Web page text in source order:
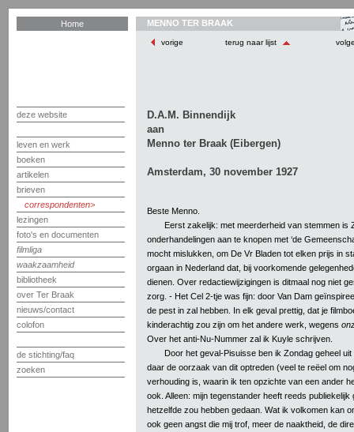
Home
deze website
leven en werk
boeken
artikelen
brieven
correspondenten
lezingen
foto's en documenten
filmliga
waakzaamheid
bibliotheek
over Ter Braak
nieuws/contact
colofon
de stichting/faq
zoeken
MENNO TER BRAAK
vorige terug naar lijst
D.A.M. Binnendijk
aan
Menno ter Braak (Eibergen)
Amsterdam, 30 november 1927
Beste Menno.
Eerst zakelijk: met meerderheid van stemmen is
onderhandelingen aan te knopen met ‘de
mocht mislukken, om De Vr Bladen tot elken prijs in
orgaan in Nederland dat, bij voorkomende
dienen. Over redactiewijzigingen is ditmaal nog niet
zorg. - Het Cel 2-tje was fijn: door Van Dam
de pest in zal hebben. In elk geval prettig, dat je
kinderachtig zou zijn om het andere werk, wegens
Over het anti-Nu-Nummer zal ik Kuyle schrijven.
Door het geval-Pisuisse ben ik Zondag geheel
daar de oorzaak van dit optreden (veel te reëel om
verhouding is, waarin ik ten opzichte van een ander
ook. Alleen: mijn tegenstander heeft reeds publiekelijk
hetzelfde zou hebben gedaan. Wat ik volkomen kan
ook geen angst die mij trof, meer de naaktheid, de